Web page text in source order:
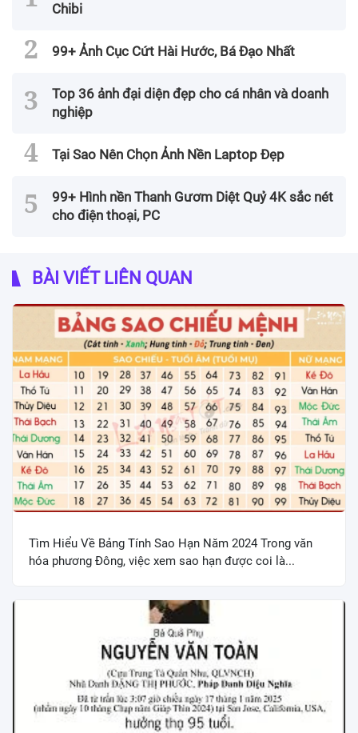
Chibi
99+ Ảnh Cục Cứt Hài Hước, Bá Đạo Nhất
Top 36 ảnh đại diện đẹp cho cá nhân và doanh
nghiệp
Tại Sao Nên Chọn Ảnh Nền Laptop Đẹp
99+ Hình nền Thanh Gươm Diệt Quỷ 4K sắc nét
cho điện thoại, PC
BÀI VIẾT LIÊN QUAN
Tìm Hiểu Về Bảng Tính Sao Hạn Năm 2024 Trong văn
hóa phương Đông, việc xem sao hạn được coi là...